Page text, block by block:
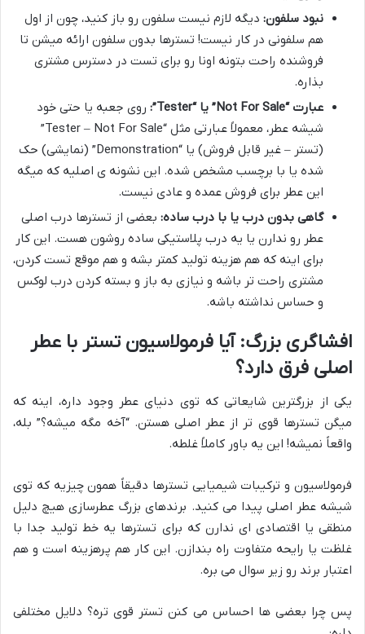
نبود سلفون: دیگه لازم نیست سلفون رو باز کنید، چون از اول
هم سلفونی در کار نیست! تسترها بدون سلفون ارائه میشن تا
فروشنده راحت بتونه اونا رو برای تست در دسترس مشتری
بذاره.
عبارت “Not For Sale” یا “Tester”:
روی جعبه یا حتی خود
شیشه عطر، معمولاً عبارتی مثل “Tester – Not For Sale”
(تستر – غیر قابل فروش) یا “Demonstration” (نمایشی) حک
شده یا با برچسب مشخص شده. این نشونه ی اصلیه که میگه
این عطر برای فروش عمده و عادی نیست.
گاهی بدون درب یا با درب ساده: بعضی از تسترها درب اصلی
عطر رو ندارن یا یه درب پلاستیکی ساده روشون هست. این کار
برای اینه که هم هزینه تولید کمتر بشه و هم موقع تست کردن،
مشتری راحت تر باشه و نیازی به باز و بسته کردن درب لوکس
و حساس نداشته باشه.
افشاگری بزرگ: آیا فرمولاسیون تستر با عطر
اصلی فرق دارد؟
یکی از بزرگترین شایعاتی که توی دنیای عطر وجود داره، اینه که
میگن تسترها قوی تر از عطر اصلی هستن. “آخه مگه میشه؟” بله،
واقعاً نمیشه! این یه باور کاملاً غلطه.
فرمولاسیون و ترکیبات شیمیایی تسترها دقیقاً همون چیزیه که توی
شیشه عطر اصلی پیدا می کنید. برندهای بزرگ عطرسازی هیچ دلیل
منطقی یا اقتصادی ای ندارن که برای تسترها یه خط تولید جدا با
غلظت یا رایحه متفاوت راه بندازن. این کار هم پرهزینه است و هم
اعتبار برند رو زیر سوال می بره.
پس چرا بعضی ها احساس می کنن تستر قوی تره؟ دلایل مختلفی